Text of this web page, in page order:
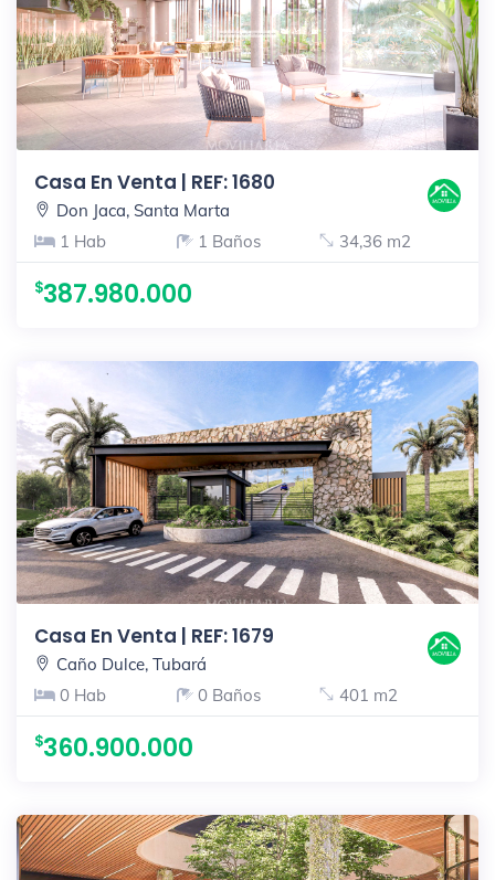
Casa En Venta | REF: 1680
Don Jaca, Santa Marta
1 Hab
1 Baños 34,36 m2
387.980.000
Casa En Venta | REF: 1679
Caño Dulce, Tubará
0 Hab
0 Baños 401 m2
360.900.000